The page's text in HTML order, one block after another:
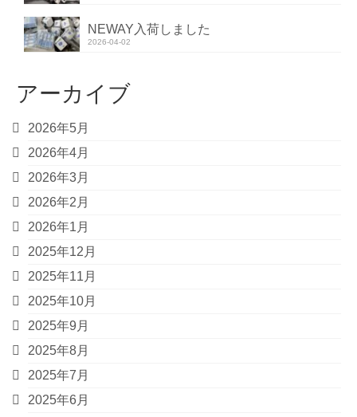
NEWAY入荷しました
2026-04-02
アーカイブ
2026年5月
2026年4月
2026年3月
2026年2月
2026年1月
2025年12月
2025年11月
2025年10月
2025年9月
2025年8月
2025年7月
2025年6月